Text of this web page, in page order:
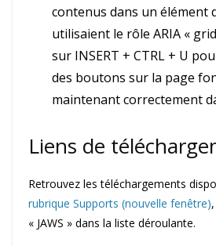
contenus dans un élément
utilisaient le rôle ARIA «
sur INSERT + CTRL + U
des boutons sur la page
maintenant correctement
Liens de
Retrouvez les téléchargements
rubrique Supports (nouvelle fenêtre)
« JAWS » dans la liste déroulante.